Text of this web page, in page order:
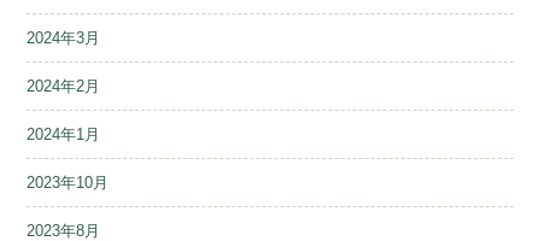
2024年3月
2024年2月
2024年1月
2023年10月
2023年8月